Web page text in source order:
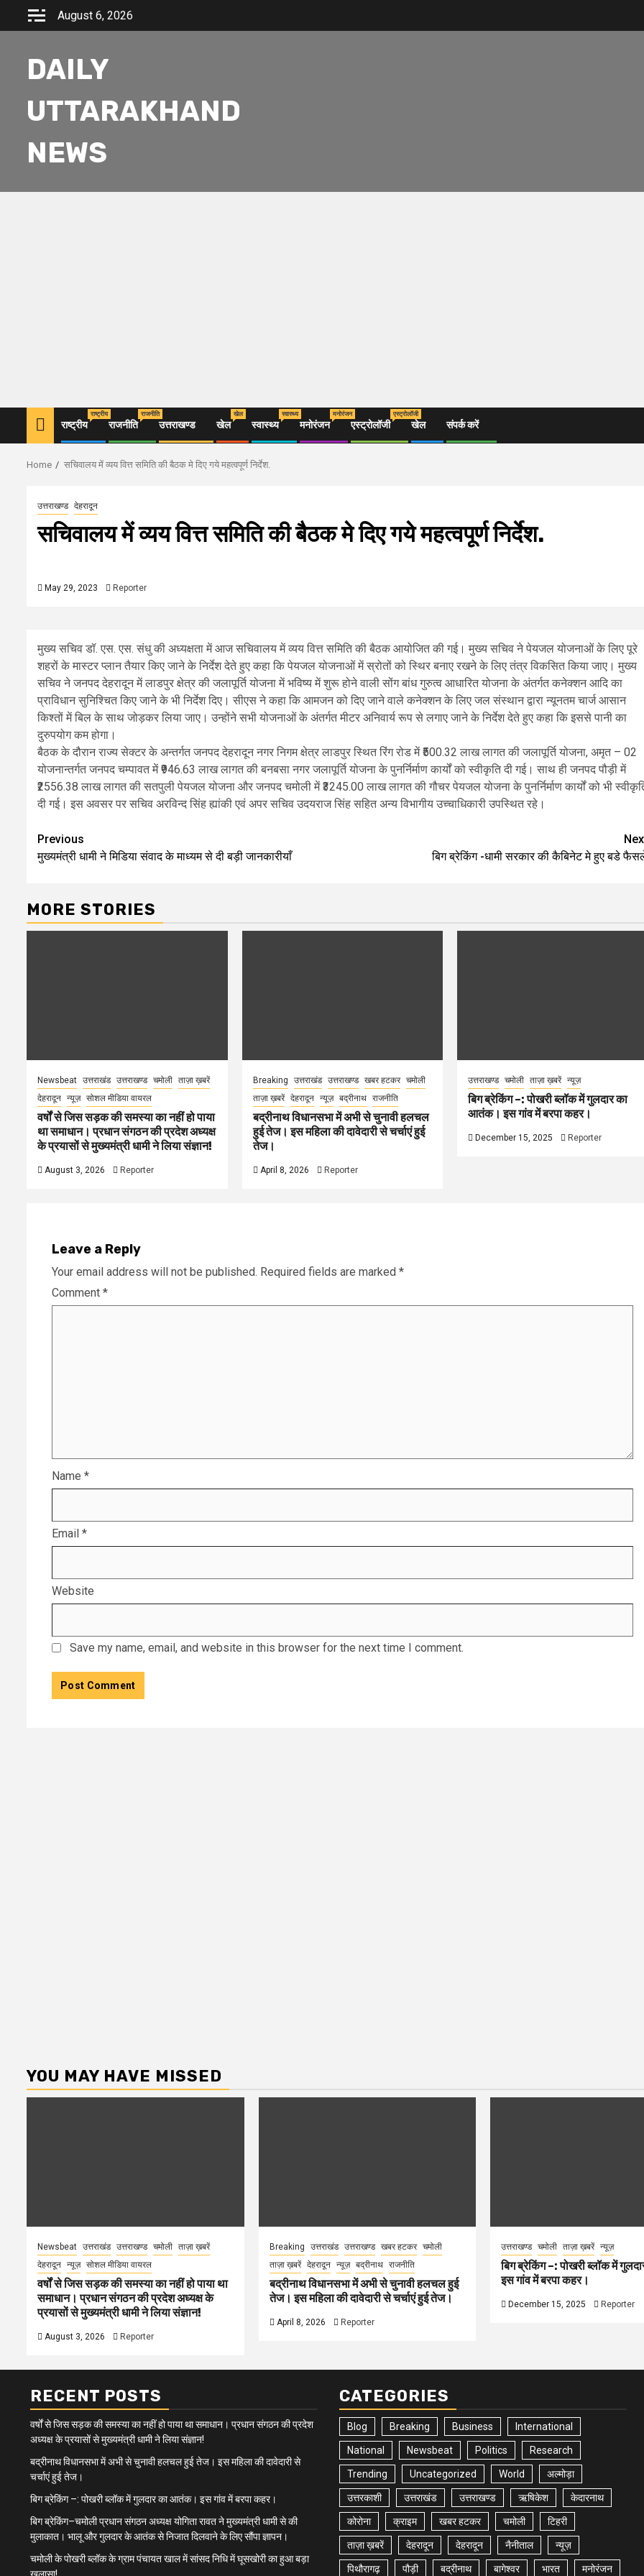
August 6, 2026
DAILY
UTTARAKHAND
NEWS
राष्ट्रीय
राष्ट्रीय
राजनीति
राजनीति
उत्तराखण्ड खेल
खेल
स्वास्थ्य
स्वास्थ्य
मनोरंजन
मनोरंजन
एस्ट्रोलॉजी
एस्ट्रोलॉजी
खेल संपर्क करें
Home सचिवालय में व्यय वित्त समिति की बैठक मे दिए गये महत्वपूर्ण निर्देश.
उत्तराखण्ड देहरादून
सचिवालय में व्यय वित्त समिति की बैठक मे दिए गये महत्वपूर्ण निर्देश.
May 29, 2023 Reporter
मुख्य सचिव डॉ. एस. एस. संधु की अध्यक्षता में आज सचिवालय में व्यय वित्त समिति की बैठक आयोजित की गई। मुख्य सचिव ने पेयजल योजनाओं के लिए पूरे
शहरों के मास्टर प्लान तैयार किए जाने के निर्देश देते हुए कहा कि पेयजल योजनाओं में स्रोतों को स्थिर बनाए रखने के लिए तंत्र विकसित किया जाए। मुख्य
सचिव ने जनपद देहरादून में लाडपुर क्षेत्र की जलापूर्ति योजना में भविष्य में शुरू होने वाली सोंग बांध गुरुत्व आधारित योजना के अंतर्गत कनेक्शन आदि का
प्राविधान सुनिश्चित किए जाने के भी निर्देश दिए। सीएस ने कहा कि आमजन को दिए जाने वाले कनेक्शन के लिए जल संस्थान द्वारा न्यूनतम चार्ज आसान
किश्तों में बिल के साथ जोड़कर लिया जाए। उन्होंने सभी योजनाओं के अंतर्गत मीटर अनिवार्य रूप से लगाए जाने के निर्देश देते हुए कहा कि इससे पानी का
दुरुपयोग कम होगा।
बैठक के दौरान राज्य सेक्टर के अन्तर्गत जनपद देहरादून नगर निगम क्षेत्र लाडपुर स्थित रिंग रोड में ₹500.32 लाख लागत की जलापूर्ति योजना, अमृत – 02
योजनान्तर्गत जनपद चम्पावत में ₹946.63 लाख लागत की बनबसा नगर जलापूर्ति योजना के पुनर्निर्माण कार्यों को स्वीकृति दी गई। साथ ही जनपद पौड़ी में
₹2556.38 लाख लागत की सतपुली पेयजल योजना और जनपद चमोली में ₹3245.00 लाख लागत की गौचर पेयजल योजना के पुनर्निर्माण कार्यों को भी
दी गई। इस अवसर पर सचिव अरविन्द सिंह ह्यांकी एवं अपर सचिव उदयराज सिंह सहित अन्य विभागीय उच्चाधिकारी उपस्थित रहे।
Post
navigation
Previous
मुख्यमंत्री धामी ने मिडिया संवाद के माध्यम से दी बड़ी जानकारीयाँ
बिग ब्रेकिंग -धामी सरकार की कैबिनेट मे हुए बडे
MORE STORIES
Newsbeat उत्तराखंड उत्तराखण्ड चमोली ताज़ा ख़बरें
देहरादून न्यूज़ सोशल मीडिया वायरल
वर्षों से जिस सड़क की समस्या का नहीं हो पाया
था समाधान। प्रधान संगठन की प्रदेश अध्यक्ष
के प्रयासों से मुख्यमंत्री धामी ने लिया संज्ञान!
August 3, 2026 Reporter
Breaking उत्तराखंड उत्तराखण्ड खबर हटकर चमोली
ताज़ा ख़बरें देहरादून न्यूज़ बद्रीनाथ राजनीति
बद्रीनाथ विधानसभा में अभी से चुनावी हलचल
हुई तेज। इस महिला की दावेदारी से चर्चाएं हुई
तेज।
April 8, 2026 Reporter
उत्तराखण्ड चमोली ताज़ा ख़बरें न्यूज़
बिग ब्रेकिंग –: पोखरी ब्लॉक में गुलदार का
आतंक। इस गांव में बरपा कहर।
December 15, 2025 Reporter
Leave a Reply
Your email address will not be published. Required fields are marked *
Comment *
Name *
Email *
Website
Save my name, email, and website in this browser for the next time I comment.
YOU MAY HAVE MISSED
Newsbeat उत्तराखंड उत्तराखण्ड चमोली ताज़ा ख़बरें
देहरादून न्यूज़ सोशल मीडिया वायरल
वर्षों से जिस सड़क की समस्या का नहीं हो पाया था
समाधान। प्रधान संगठन की प्रदेश अध्यक्ष के
प्रयासों से मुख्यमंत्री धामी ने लिया संज्ञान!
August 3, 2026 Reporter
Breaking उत्तराखंड उत्तराखण्ड खबर हटकर
चमोली
ताज़ा ख़बरें
देहरादून न्यूज़ बद्रीनाथ राजनीति
बद्रीनाथ विधानसभा में अभी से चुनावी हलचल हुई
तेज। इस महिला की दावेदारी से चर्चाएं हुई तेज।
April 8, 2026 Reporter
उत्तराखण्ड चमोली ताज़ा ख़बरें न्यूज़
बिग ब्रेकिंग –: पोखरी ब्लॉक में
इस गांव में बरपा कहर।
December 15, 2025 Reporter
RECENT POSTS
वर्षों से जिस सड़क की समस्या का नहीं हो पाया था समाधान। प्रधान संगठन की प्रदेश
अध्यक्ष के प्रयासों से मुख्यमंत्री धामी ने लिया संज्ञान!
बद्रीनाथ विधानसभा में अभी से चुनावी हलचल हुई तेज। इस महिला की दावेदारी से
चर्चाएं हुई तेज।
बिग ब्रेकिंग –: पोखरी ब्लॉक में गुलदार का आतंक। इस गांव में बरपा कहर।
बिग ब्रेकिंग–चमोली प्रधान संगठन अध्यक्ष योगिता रावत ने मुख्यमंत्री धामी से की
मुलाकात। भालू और गुलदार के आतंक से निजात दिलवाने के लिए सौंपा ज्ञापन।
चमोली के पोखरी ब्लॉक के ग्राम पंचायत खाल में सांसद निधि में घूसखोरी का हुआ बड़ा
CATEGORIES
Blog Breaking Business International
National Newsbeat Politics Research
Trending Uncategorized World अल्मोड़ा
उत्तरकाशी उत्तराखंड उत्तराखण्ड ऋषिकेश केदारनाथ
कोरोना क्राइम खबर हटकर चमोली टिहरी
ताज़ा ख़बरें देहरादून देहरादून नैनीताल न्यूज़
पिथौरागढ़ पौड़ी बद्रीनाथ बागेश्वर भारत मनोरंजन